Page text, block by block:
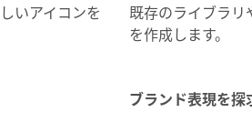
いアイコンを
既存のライブラ
を作成します。
ブランド表現を探